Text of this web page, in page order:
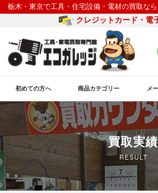
栃木・東京で工具・住宅設備・電材の買取な
クレジットカード・電
初めての方へ 商品カテゴリー メ
買取実績
RESULT